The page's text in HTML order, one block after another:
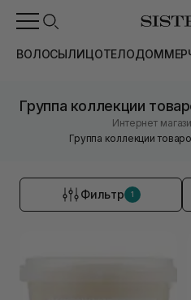
ВОЛОСЫЛИЦОТЕЛОДОМ
Группа коллекции
Интернет
Группа коллекции
Фильтр 1